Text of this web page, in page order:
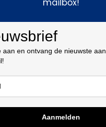
aan en ontvang de nieuwste
Aanmelden